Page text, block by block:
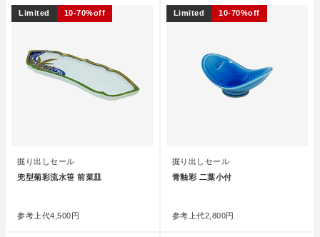
掘り出しセール
兜型菊彩流水笹 前菜皿
参考上代4,500円
Limited 10-70%off
掘り出しセール
青釉彩 二葉小付
参考上代2,800円
Limited 10-70%off